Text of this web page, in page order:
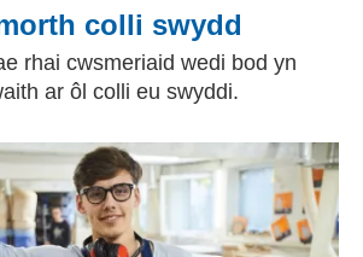
colli swydd
rhai cwsmeriaid wedi bod yn
ar ôl colli eu swyddi.